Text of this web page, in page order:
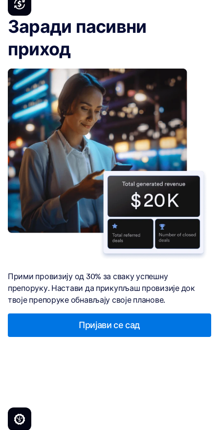
Заради пасивни
приход
Прими провизију од 30% за сваку успешну
препоруку. Настави да прикупљаш провизије док
твоје препоруке обнављају своје планове.
Пријави се сад